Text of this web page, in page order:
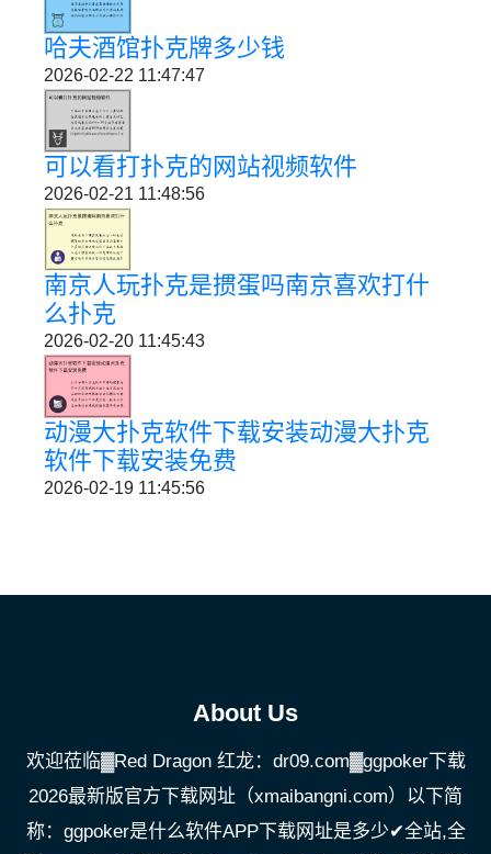
哈夫酒馆扑克牌多少钱
2026-02-22 11:47:47
可以看打扑克的网站视频软件
2026-02-21 11:48:56
南京人玩扑克是掼蛋吗南京喜欢打什
么扑克
2026-02-20 11:45:43
动漫大扑克软件下载安装动漫大扑克
软件下载安装免费
2026-02-19 11:45:56
About Us
欢迎莅临▓Red Dragon 红龙：dr09.com▓ggpoker下载
2026最新版官方下载网址（xmaibangni.com）以下简
称：ggpoker是什么软件APP下载网址是多少✔全站,全